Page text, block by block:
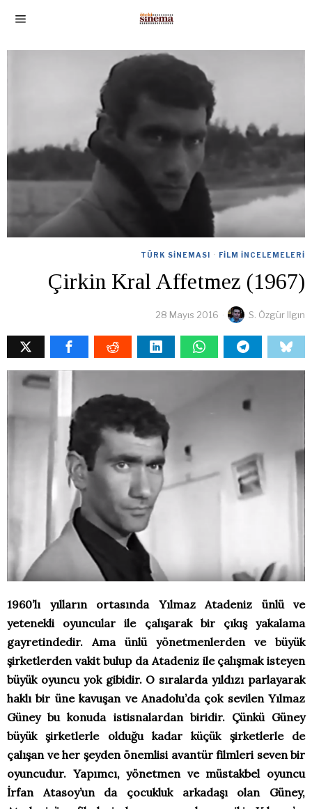
TÜRK SINEMASI · FILM İNCELEMELERI
Çirkin Kral Affetmez (1967)
28 Mayıs 2016 S. Özgür Ilgın
1960’lı yılların ortasında Yılmaz Atadeniz ünlü ve
yetenekli oyuncular ile çalışarak bir çıkış yakalama
gayretindedir. Ama ünlü yönetmenlerden ve büyük
şirketlerden vakit bulup da Atadeniz ile çalışmak isteyen
büyük oyuncu yok gibidir. O sıralarda yıldızı parlayarak
haklı bir üne kavuşan ve Anadolu’da çok sevilen Yılmaz
Güney bu konuda istisnalardan biridir. Çünkü Güney
büyük şirketlerle olduğu kadar küçük şirketlerle de
çalışan ve her şeyden önemlisi avantür filmleri seven bir
oyuncudur. Yapımcı, yönetmen ve müstakbel oyuncu
İrfan Atasoy’un da çocukluk arkadaşı olan Güney,